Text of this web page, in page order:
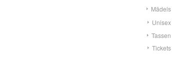
Mädels
Unisex
Tassen
Tickets